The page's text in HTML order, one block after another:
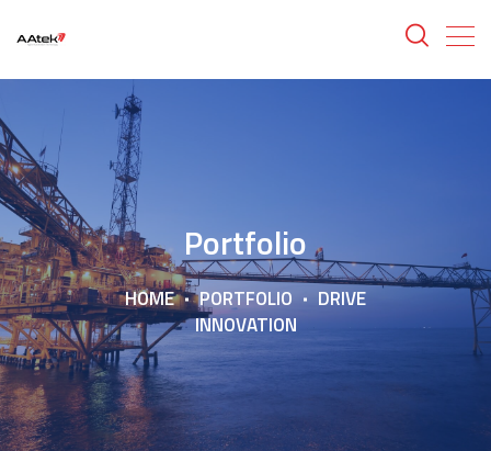
Portfolio
HOME PORTFOLIO
DRIVE
INNOVATION